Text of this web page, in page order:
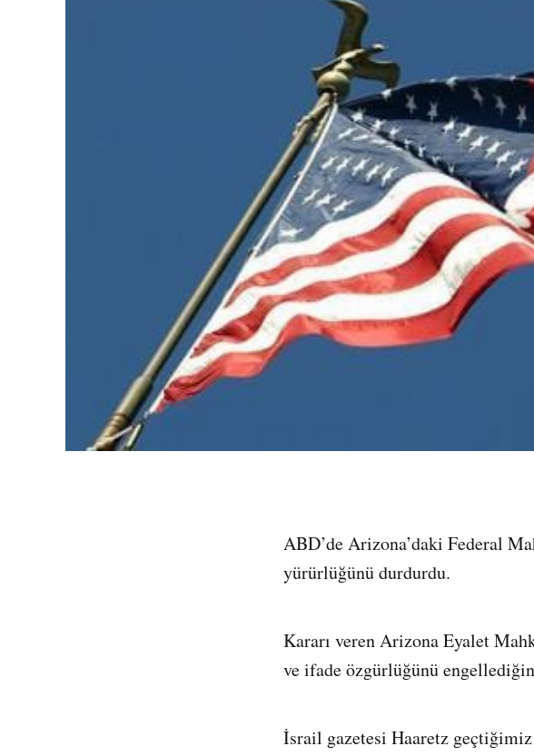
ABD’de Arizona’daki Federal
yürürlüğünü durdurdu.
Kararı veren Arizona Eyalet
ve ifade özgürlüğünü
İsrail gazetesi Haaretz geçtiğimiz